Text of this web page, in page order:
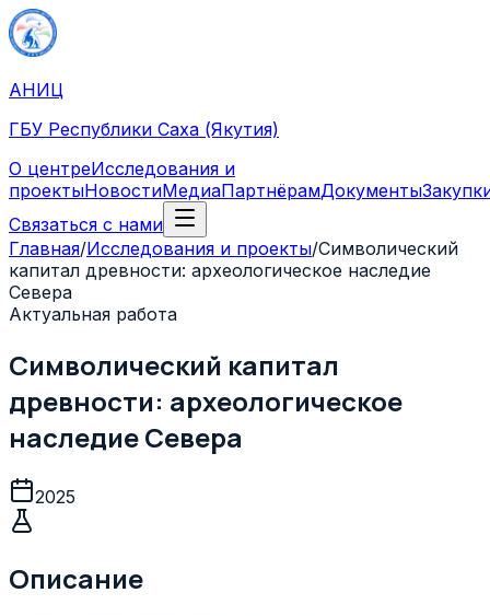
АНИЦ
ГБУ Республики Саха (Якутия)
О центреИсследования и
проектыНовостиМедиаПартнёрамДокументы
Связаться с нами
Главная/Исследования и проекты/Символический
капитал древности: археологическое наследие
Севера
Актуальная работа
Символический капитал
древности: археологическое
наследие Севера
2025
Описание